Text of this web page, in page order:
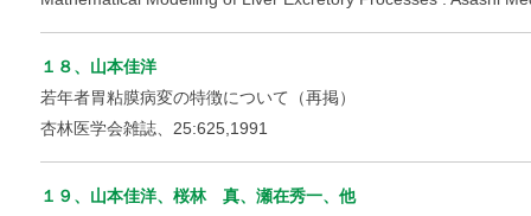
１８、山本佳洋
若年者胃粘膜病変の特徴について（再掲）
杏林医学会雑誌、25:625,1991
１９、山本佳洋、桜林 真、瀬在秀一、他